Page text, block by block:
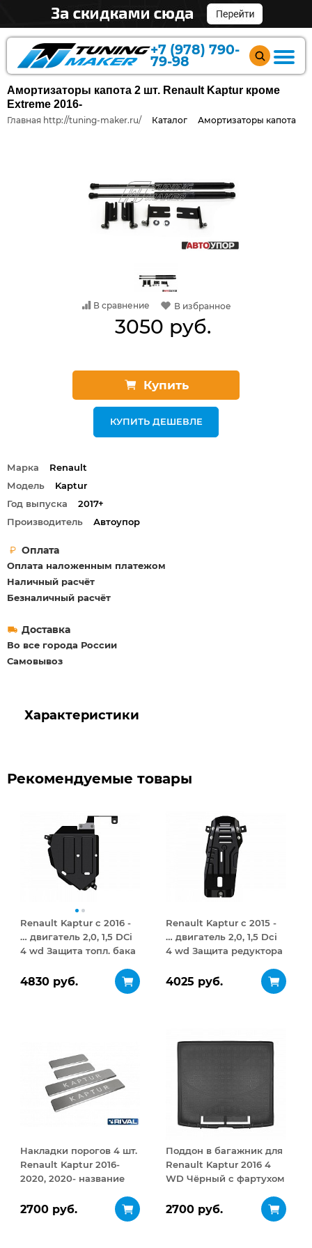
+7 (978) 790-
79-98
Амортизаторы капота 2 шт. Renault Kaptur кроме
Extreme 2016-
Главная http://tuning-maker.ru/ Каталог Амортизаторы капота
Марка
Renault
Модель
Kaptur
Год выпуска
2017+
Производитель
Автоупор
Оплата
Оплата наложенным платежом
Наличный расчёт
Безналичный расчёт
Доставка
Во все города России
Самовывоз
В сравнение В избранное
3050 руб.
Купить
КУПИТЬ ДЕШЕВЛЕ
Характеристики
Рекомендуемые товары
Renault Kaptur с 2016 -
… двигатель 2,0, 1,5 DCi
4 wd Защита топл. бака
4830 руб.
Renault Kaptur с 2015 -
… двигатель 2,0, 1,5 Dci
4 wd Защита редуктора
4025 руб.
Накладки порогов 4 шт.
Renault Kaptur 2016-
2020, 2020- название
2700 руб.
Поддон в багажник для
Renault Kaptur 2016 4
WD Чёрный с фартухом
2700 руб.